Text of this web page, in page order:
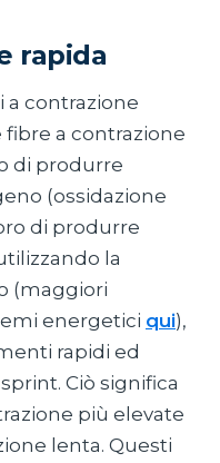
rapida
a contrazione
a contrazione
di produrre
(ossidazione
di produrre
la
(maggiori
energetici qui),
rapidi ed
Ciò significa
più elevate
lenta. Questi